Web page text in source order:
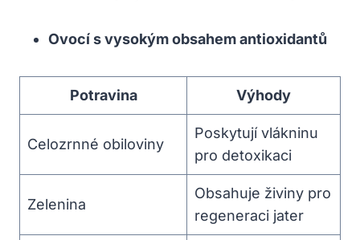
Ovocí s vysokým obsahem antioxidantů
Potravina Výhody
Celozrnné obiloviny
Poskytují vlákninu
pro detoxikaci
Zelenina
Obsahuje živiny pro
regeneraci jater